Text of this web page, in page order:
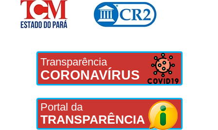
Transparência
CORONAVÍRUS
Portal da
TRANSPARÊNCIA